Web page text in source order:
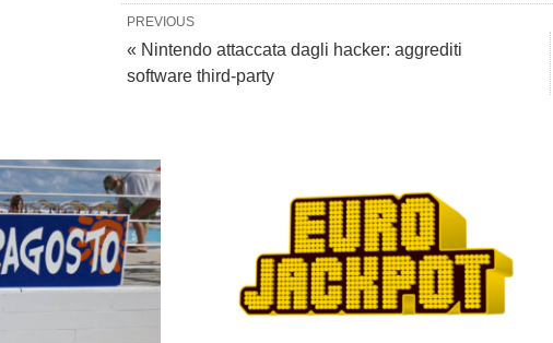
PREVIOUS
« Nintendo attaccata dagli hacker: aggrediti
software third-party